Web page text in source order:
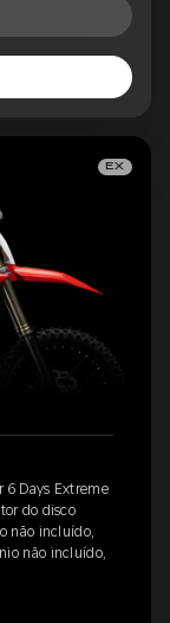
EX
6 Days Extreme
do disco
não incluído,
não incluído,